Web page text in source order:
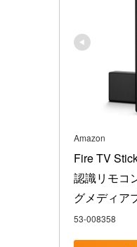
Amazon
Fire TV
認識リモコ
グメディア
53-008358